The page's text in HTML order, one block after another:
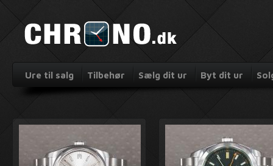
Ure til salg Tilbehør Sælg dit ur Byt dit ur